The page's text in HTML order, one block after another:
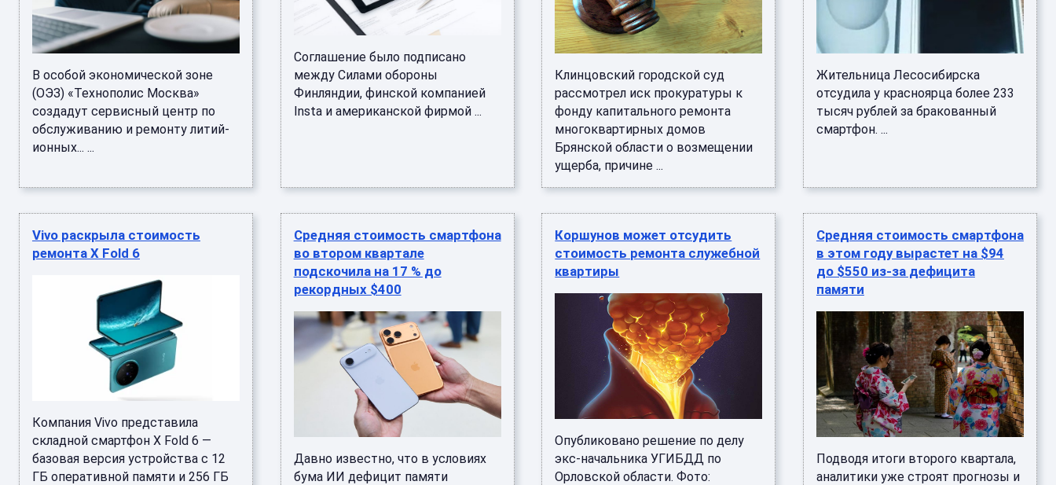
В особой экономической зоне
(ОЭЗ) «Технополис Москва»
создадут сервисный центр по
обслуживанию и ремонту литий-
ионных... ...
Соглашение было подписано
между Силами обороны
Финляндии, финской компанией
Insta и американской фирмой ...
Клинцовский городской суд
рассмотрел иск прокуратуры к
фонду капитального ремонта
многоквартирных домов
Брянской области о возмещении
ущерба, причине ...
Жительница Лесосибирска
отсудила у красноярца более 233
тысяч рублей за бракованный
смартфон. ...
Vivo раскрыла стоимость
ремонта X Fold 6
Компания Vivo представила
складной смартфон X Fold 6 —
базовая версия устройства с 12
ГБ оперативной памяти и 256 ГБ
Средняя стоимость смартфона
во втором квартале
подскочила на 17 % до
рекордных $400
Давно известно, что в условиях
бума ИИ дефицит памяти
Коршунов может отсудить
стоимость ремонта служебной
квартиры
Опубликовано решение по делу
экс-начальника УГИБДД по
Орловской области. Фото:
Средняя стоимость смартфона
в этом году вырастет на $94
до $550 из-за дефицита
памяти
Подводя итоги второго квартала,
аналитики уже строят прогнозы и